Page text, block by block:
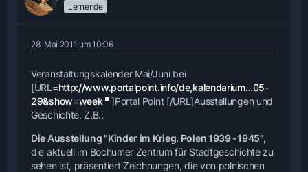
Lernende
28. Mai 2011 um 10:06
Veranstaltungskalender Mai/Juni bei
[URL=http://www.portalpoint.info/de,kalendarium…05-
29&show=week
]Portal Point [/URL]Ausstellungen und
Geschichte. Z.B.:
Die Ausstellung "Kinder im Krieg. Polen 1939 -1945",
die aktuell im Bochumer Zentrum für Stadtgeschichte zu
sehen ist, präsentiert Zeichnungen, die von polnischen